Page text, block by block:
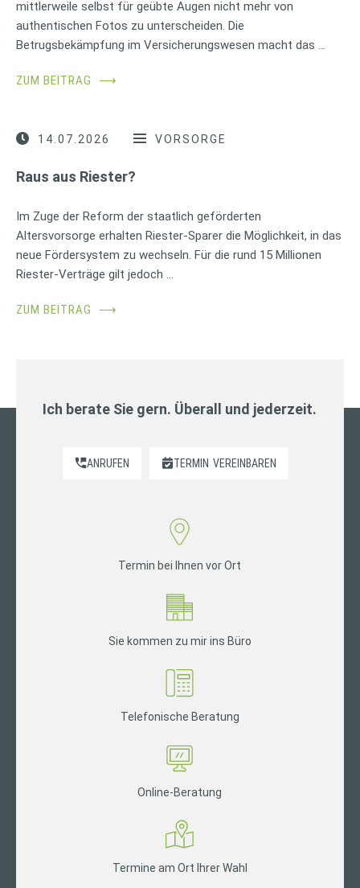
mittlerweile selbst für geübte Augen nicht mehr von
authentischen Fotos zu unterscheiden. Die
Betrugsbekämpfung im Versicherungswesen macht das …
ZUM BEITRAG ⟶
14.07.2026 VORSORGE
Raus aus Riester?
Im Zuge der Reform der staatlich geförderten
Altersvorsorge erhalten Riester-Sparer die Möglichkeit, in das
neue Fördersystem zu wechseln. Für die rund 15 Millionen
Riester-Verträge gilt jedoch …
ZUM BEITRAG ⟶
Ich berate Sie gern. Überall und jederzeit.
ANRUFEN TERMIN VEREINBAREN
Termin bei Ihnen vor Ort
Sie kommen zu mir ins Büro
Telefonische Beratung
Online-Beratung
Termine am Ort Ihrer Wahl